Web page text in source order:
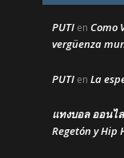
PUTI en Como
vergüenza
PUTI en La
แทงบอล ออนไ
Regetón y Hip